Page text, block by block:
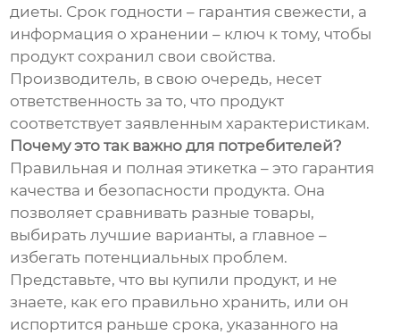
диеты. Срок годности – гарантия свежести, а
информация о хранении – ключ к тому, чтобы
продукт сохранил свои свойства.
Производитель, в свою очередь, несет
ответственность за то, что продукт
соответствует заявленным характеристикам.
Почему это так важно для потребителей?
Правильная и полная этикетка – это гарантия
качества и безопасности продукта. Она
позволяет сравнивать разные товары,
выбирать лучшие варианты, а главное –
избегать потенциальных проблем.
Представьте, что вы купили продукт, и не
знаете, как его правильно хранить, или он
испортится раньше срока, указанного на